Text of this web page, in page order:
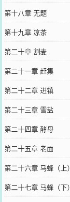
第十八章 无题
第十九章 凉茶
第二十章 割麦
第二十一章 赶集
第二十二章 进镇
第二十三章 雪盐
第二十四章 酵母
第二十五章 老面
第二十六章 马蜂（上）
第二十七章 马蜂（下）